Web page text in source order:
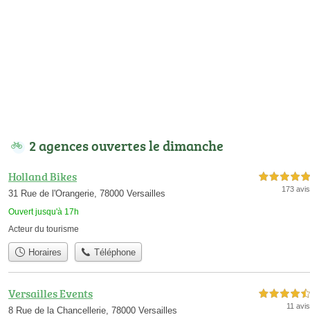
2 agences ouvertes le dimanche
Holland Bikes
31 Rue de l'Orangerie, 78000 Versailles
Ouvert jusqu'à 17h
5,0 étoiles sur 5
173 avis
Acteur du tourisme
Horaires Téléphone
Versailles Events
8 Rue de la Chancellerie, 78000 Versailles
4,5 étoiles sur 5
11 avis